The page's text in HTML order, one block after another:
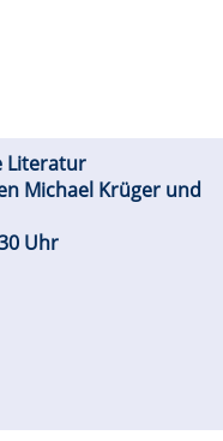
Literatur
Michael Krüger und
Uhr